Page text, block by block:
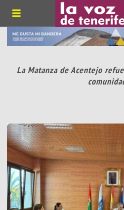
La Matanza de Acentejo